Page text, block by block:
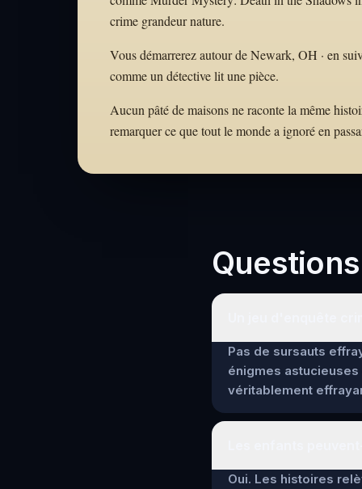
crime grandeur nature.
Vous démarrerez autour de Newark, OH · en
comme un détective lit une pièce.
Aucun pâté de maisons ne raconte la même
remarquer ce que tout le monde a ignoré en
Pas de sursauts
énigmes
véritablement
Oui. Les histoires